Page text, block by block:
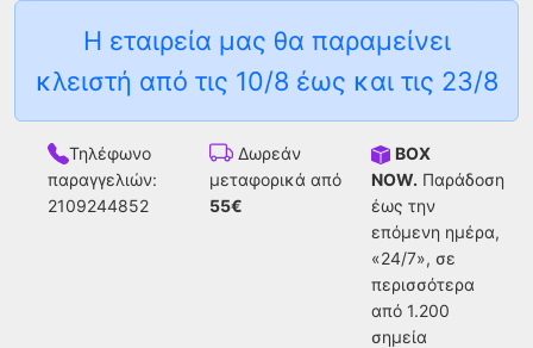
Η εταιρεία μας θα παραμείνει
κλειστή από τις 10/8 έως και τις 23/8
Τηλέφωνο
παραγγελιών:
2109244852
Δωρεάν
μεταφορικά από
55€
BOX
NOW. Παράδοση
έως την
επόμενη ημέρα,
«24/7», σε
περισσότερα
από 1.200
σημεία